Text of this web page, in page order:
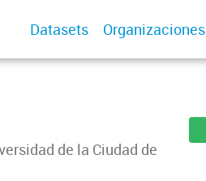
Datasets Organizaciones
de la Ciudad de